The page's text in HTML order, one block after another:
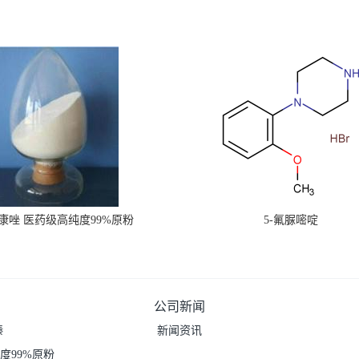
唑 医药级高纯度99%原粉 5-氟脲嘧啶
99%原粉
公司新闻
新闻资讯